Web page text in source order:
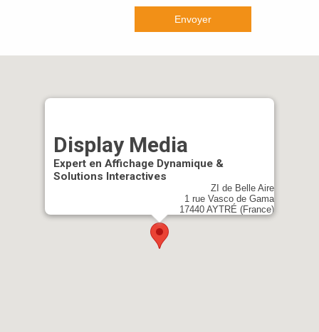
Display Media
Expert en Affichage Dynamique &
Solutions Interactives
ZI de Belle Aire
1 rue Vasco de Gama
17440 AYTRÉ (France)